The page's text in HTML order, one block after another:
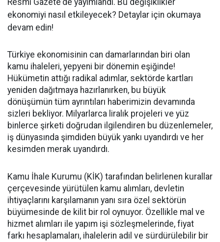
Resmi Gazete'de yayımlandı. Bu değişiklikler
ekonomiyi nasıl etkileyecek? Detaylar için okumaya
devam edin!
Türkiye ekonomisinin can damarlarından biri olan
kamu ihaleleri, yepyeni bir dönemin eşiğinde!
Hükümetin attığı radikal adımlar, sektörde kartları
yeniden dağıtmaya hazırlanırken, bu büyük
dönüşümün tüm ayrıntıları haberimizin devamında
sizleri bekliyor. Milyarlarca liralık projeleri ve yüz
binlerce şirketi doğrudan ilgilendiren bu düzenlemeler,
iş dünyasında şimdiden büyük yankı uyandırdı ve her
kesimden merak uyandırdı.
Kamu İhale Kurumu (KİK) tarafından belirlenen kurallar
çerçevesinde yürütülen kamu alımları, devletin
ihtiyaçlarını karşılamanın yanı sıra özel sektörün
büyümesinde de kilit bir rol oynuyor. Özellikle mal ve
hizmet alımları ile yapım işi sözleşmelerinde, fiyat
farkı hesaplamaları, ihalelerin adil ve sürdürülebilir bir